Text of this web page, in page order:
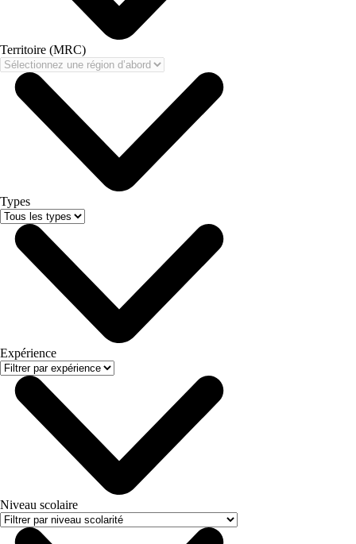
Territoire (MRC)
Types
Expérience
Niveau scolaire